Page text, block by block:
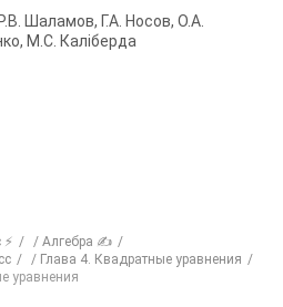
Р.В. Шаламов, Г.А. Носов, О.А.
М.С. Каліберда
Алгебра ✍
Глава 4. Квадратные уравнения
уравнения